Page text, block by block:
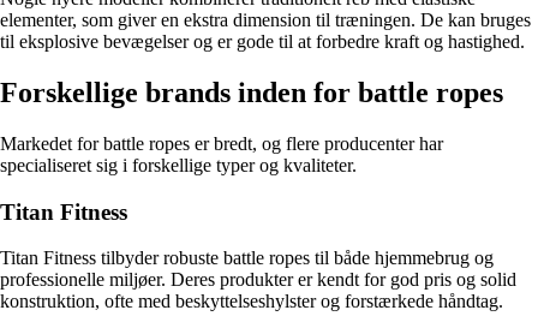
elementer, som giver en ekstra dimension til træningen. De kan bruges
til eksplosive bevægelser og er gode til at forbedre kraft og hastighed.
Forskellige brands inden for battle ropes
Markedet for battle ropes er bredt, og flere producenter har
specialiseret sig i forskellige typer og kvaliteter.
Titan Fitness
Titan Fitness tilbyder robuste battle ropes til både hjemmebrug og
professionelle miljøer. Deres produkter er kendt for god pris og solid
konstruktion, ofte med beskyttelseshylster og forstærkede håndtag.